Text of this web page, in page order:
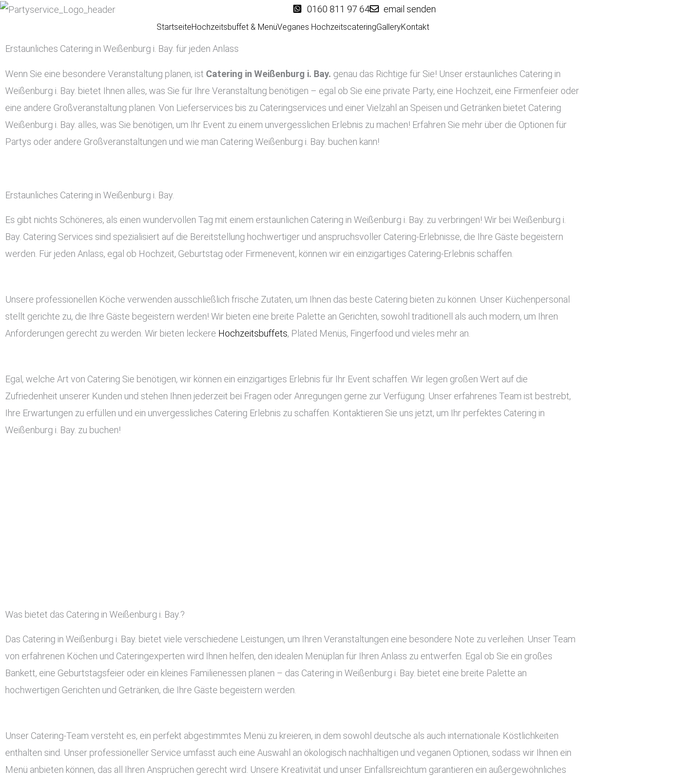
Zum
0160 811 97 64 email senden
StartseiteHochzeitsbuffet & MenüVeganes HochzeitscateringGalleryKontakt
Erstaunliches Catering in Weißenburg i. Bay. für jeden Anlass
Wenn Sie eine besondere Veranstaltung planen, ist Catering in Weißenburg i. Bay. genau das Richtige für Sie! Unser erstaunliches Catering in
Weißenburg i. Bay. bietet Ihnen alles, was Sie für Ihre Veranstaltung benötigen – egal ob Sie eine private Party, eine Hochzeit, eine Firmenfeier oder
eine andere Großveranstaltung planen. Von Lieferservices bis zu Cateringservices und einer Vielzahl an Speisen und Getränken bietet Catering
Weißenburg i. Bay. alles, was Sie benötigen, um Ihr Event zu einem unvergesslichen Erlebnis zu machen! Erfahren Sie mehr über die Optionen für
Partys oder andere Großveranstaltungen und wie man Catering Weißenburg i. Bay. buchen kann!
Erstaunliches Catering in Weißenburg i. Bay.
Es gibt nichts Schöneres, als einen wundervollen Tag mit einem erstaunlichen Catering in Weißenburg i. Bay. zu verbringen! Wir bei Weißenburg i.
Bay. Catering Services sind spezialisiert auf die Bereitstellung hochwertiger und anspruchsvoller Catering-Erlebnisse, die Ihre Gäste begeistern
werden. Für jeden Anlass, egal ob Hochzeit, Geburtstag oder Firmenevent, können wir ein einzigartiges Catering-Erlebnis schaffen.
Unsere professionellen Köche verwenden ausschließlich frische Zutaten, um Ihnen das beste Catering bieten zu können. Unser Küchenpersonal
stellt gerichte zu, die Ihre Gäste begeistern werden! Wir bieten eine breite Palette an Gerichten, sowohl traditionell als auch modern, um Ihren
Anforderungen gerecht zu werden. Wir bieten leckere Hochzeitsbuffets, Plated Menüs, Fingerfood und vieles mehr an.
Egal, welche Art von Catering Sie benötigen, wir können ein einzigartiges Erlebnis für Ihr Event schaffen. Wir legen großen Wert auf die
Zufriedenheit unserer Kunden und stehen Ihnen jederzeit bei Fragen oder Anregungen gerne zur Verfügung. Unser erfahrenes Team ist bestrebt,
Ihre Erwartungen zu erfüllen und ein unvergessliches Catering Erlebnis zu schaffen. Kontaktieren Sie uns jetzt, um Ihr perfektes Catering in
Weißenburg i. Bay. zu buchen!
Was bietet das Catering in Weißenburg i. Bay.?
Das Catering in Weißenburg i. Bay. bietet viele verschiedene Leistungen, um Ihren Veranstaltungen eine besondere Note zu verleihen. Unser Team
von erfahrenen Köchen und Cateringexperten wird Ihnen helfen, den idealen Menüplan für Ihren Anlass zu entwerfen. Egal ob Sie ein großes
Bankett, eine Geburtstagsfeier oder ein kleines Familienessen planen – das Catering in Weißenburg i. Bay. bietet eine breite Palette an
hochwertigen Gerichten und Getränken, die Ihre Gäste begeistern werden.
Unser Catering-Team versteht es, ein perfekt abgestimmtes Menü zu kreieren, in dem sowohl deutsche als auch internationale Köstlichkeiten
enthalten sind. Unser professioneller Service umfasst auch eine Auswahl an ökologisch nachhaltigen und veganen Optionen, sodass wir Ihnen ein
Menü anbieten können, das all Ihren Ansprüchen gerecht wird. Unsere Kreativität und unser Einfallsreichtum garantieren ein außergewöhnliches